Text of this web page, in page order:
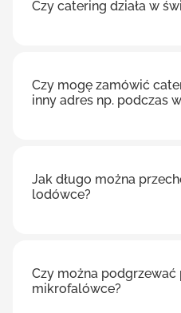
Czy catering działa w
Czy mogę zamówić
inny adres np. podczas
Jak długo można
lodówce?
Czy można podgrzewać
mikrofalówce?